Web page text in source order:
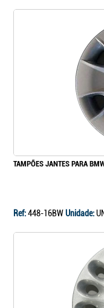
TAMPÕES JANTES PARA
Ref:448-16BWUnidade: